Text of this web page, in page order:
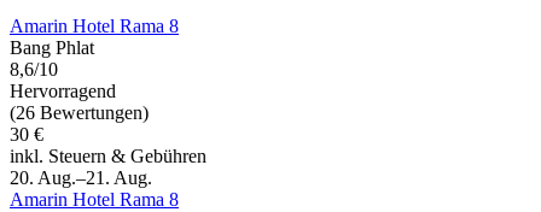
Amarin Hotel Rama 8
Bang Phlat
8,6/10
Hervorragend
(26 Bewertungen)
30 €
inkl. Steuern & Gebühren
20. Aug.–21. Aug.
Amarin Hotel Rama 8